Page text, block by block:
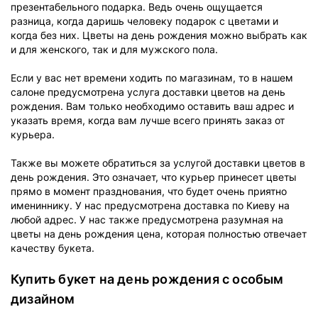
презентабельного подарка. Ведь очень ощущается
разница, когда даришь человеку подарок с цветами и
когда без них. Цветы на день рождения можно выбрать как
и для женского, так и для мужского пола.
Если у вас нет времени ходить по магазинам, то в нашем
салоне предусмотрена услуга доставки цветов на день
рождения. Вам только необходимо оставить ваш адрес и
указать время, когда вам лучше всего принять заказ от
курьера.
Также вы можете обратиться за услугой доставки цветов в
день рождения. Это означает, что курьер принесет цветы
прямо в момент празднования, что будет очень приятно
имениннику. У нас предусмотрена доставка по Киеву на
любой адрес. У нас также предусмотрена разумная на
цветы на день рождения цена, которая полностью отвечает
качеству букета.
Купить букет на день рождения с особым
дизайном